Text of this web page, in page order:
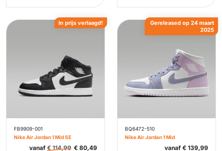
FB9909-001
Nike Air Jordan 1 Mid SE
vanaf €114,99 € 80,49
In prijs verlaagd!
BQ6472-510
Nike Air Jordan 1 Mid
vanaf € 139,99
Gereleased op 24 maart
2025